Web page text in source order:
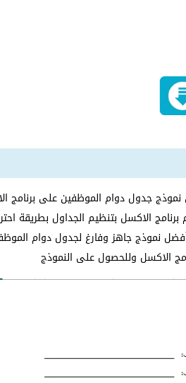
جدول دوام الموظفين على برنامج
الاكسل بتنظيم الجداول بطريقة
نموذج جاهز وفارغ لجدول دوام